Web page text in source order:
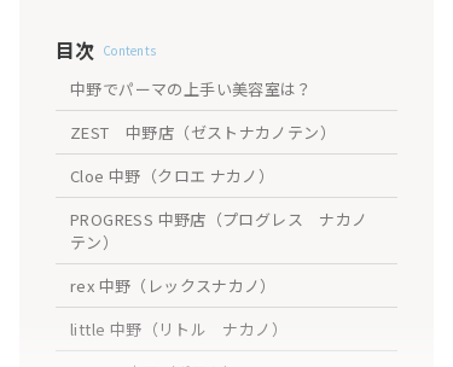
目次 Contents
中野でパーマの上手い美容室は？
ZEST 中野店（ゼストナカノテン）
Cloe 中野（クロエ ナカノ）
PROGRESS 中野店（プログレス ナカノ
テン）
rex 中野（レックスナカノ）
little 中野（リトル ナカノ）